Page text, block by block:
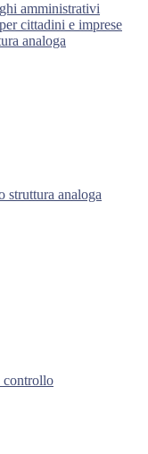
amministrativi
cittadini e imprese
analoga
struttura analoga
controllo